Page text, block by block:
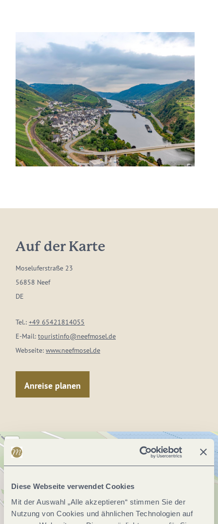
Diese Webseite verwendet Cookies
Mit der Auswahl „Alle akzeptieren“ stimmen Sie der
Nutzung von Cookies und ähnlichen Technologien auf
Auf der Karte
Moseluferstraße 23
56858 Neef
DE
Tel.: +49 65421814055
E-Mail: touristinfo@neefmosel.de
Webseite: www.neefmosel.de
Anreise planen